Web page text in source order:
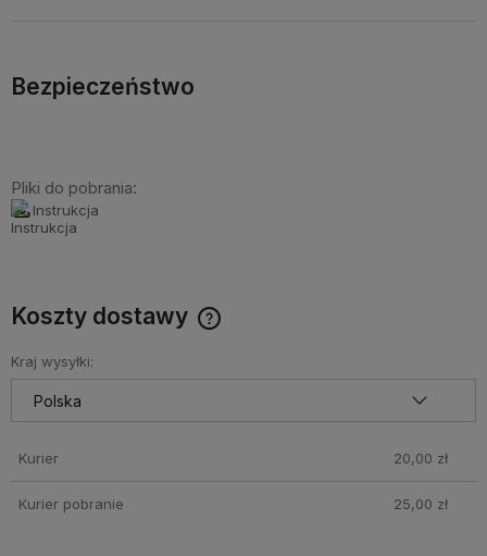
Bezpieczeństwo
Pliki do pobrania:
Instrukcja
Koszty dostawy
Kraj wysyłki:
Kurier 20,00 zł
Kurier pobranie 25,00 zł